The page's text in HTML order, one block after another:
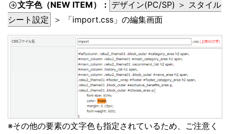
文字色（NEW ITEM）： デザイン(PC/SP) ＞ スタイル
シート設定
＞ 「import.css」の編集画面
※その他の要素の文字色も指定されているため、ご注意く